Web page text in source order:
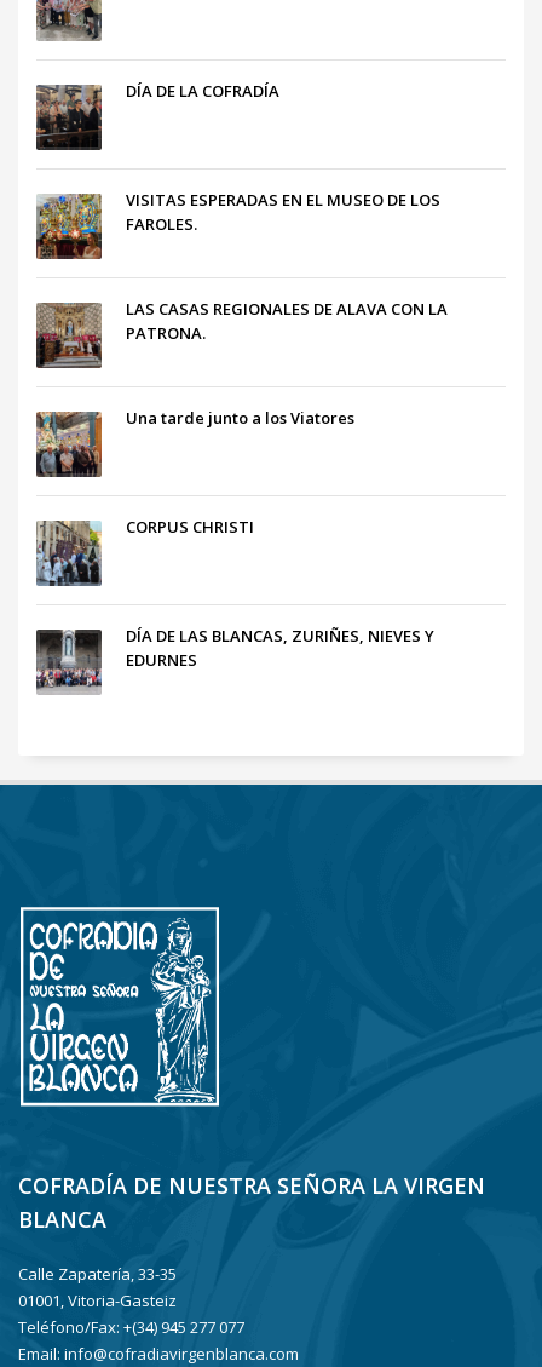
DÍA DE LA COFRADÍA
VISITAS ESPERADAS EN EL MUSEO DE LOS
FAROLES.
LAS CASAS REGIONALES DE ALAVA CON LA
PATRONA.
Una tarde junto a los Viatores
CORPUS CHRISTI
DÍA DE LAS BLANCAS, ZURIÑES, NIEVES Y
EDURNES
COFRADÍA DE NUESTRA SEÑORA LA VIRGEN
BLANCA
Calle Zapatería, 33-35
01001, Vitoria-Gasteiz
Teléfono/Fax: +(34) 945 277 077
Email: info@cofradiavirgenblanca.com